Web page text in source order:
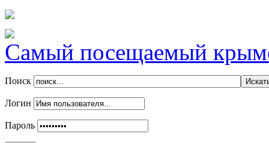
Самый посещаемый
Поиск
Логин
Пароль